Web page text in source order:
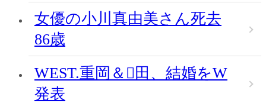
女優の小川真由美さん死去
86歳
WEST.重岡＆田、結婚をW
発表